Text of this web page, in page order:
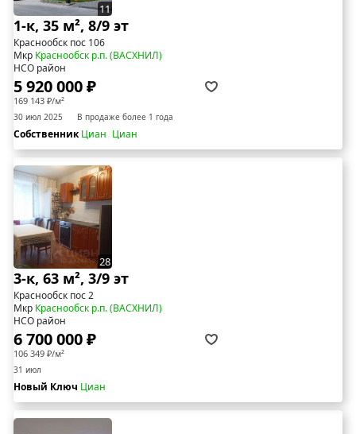
11
1-к, 35 м², 8/9 эт
Краснообск пос 106
Мкр Краснообск р.п. (ВАСХНИЛ)
НСО район
5 920 000 ₽
169 143 ₽/м²
30 июл 2025 В продаже более 1 года
СобственникЦиан Циан
28
3-к, 63 м², 3/9 эт
Краснообск пос 2
Мкр Краснообск р.п. (ВАСХНИЛ)
НСО район
6 700 000 ₽
106 349 ₽/м²
31 июл
Новый Ключ Циан